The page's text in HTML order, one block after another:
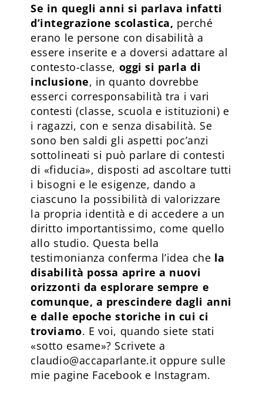
Se in quegli anni si parlava infatti
d’integrazione scolastica, perché
erano le persone con disabilità a
essere inserite e a doversi adattare al
contesto-classe, oggi si parla di
inclusione, in quanto dovrebbe
esserci corresponsabilità tra i vari
contesti (classe, scuola e istituzioni) e
i ragazzi, con e senza disabilità. Se
sono ben saldi gli aspetti poc’anzi
sottolineati si può parlare di contesti
di «fiducia», disposti ad ascoltare tutti
i bisogni e le esigenze, dando a
ciascuno la possibilità di valorizzare
la propria identità e di accedere a un
diritto importantissimo, come quello
allo studio. Questa bella
testimonianza conferma l’idea che la
disabilità possa aprire a nuovi
orizzonti da esplorare sempre e
comunque, a prescindere dagli anni
e dalle epoche storiche in cui ci
troviamo. E voi, quando siete stati
«sotto esame»? Scrivete a
claudio@accaparlante.it oppure sulle
mie pagine Facebook e Instagram.